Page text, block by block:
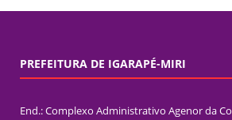
PREFEITURA DE IGARAPÉ-MIRI
End.: Complexo Administrativo Agenor da